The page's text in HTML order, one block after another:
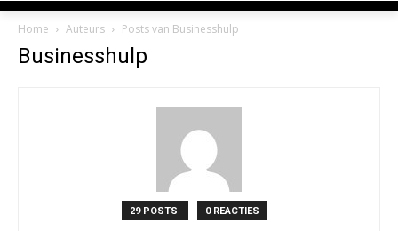
Home Auteurs Posts van Businesshulp
Businesshulp
29 POSTS 0 REACTIES